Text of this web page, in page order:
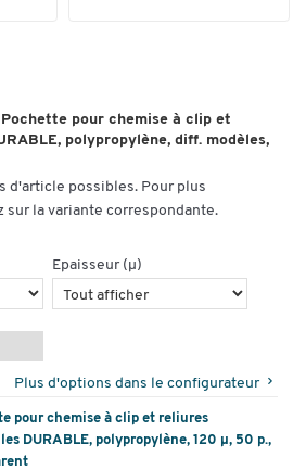
pour chemise à clip et
polypropylène, diff. modèles,
d'article possibles. Pour plus
la variante correspondante.
Epaisseur (µ)
Plus d'options dans le configurateur
pour chemise à clip et reliures
DURABLE, polypropylène, 120 μ, 50 p.,